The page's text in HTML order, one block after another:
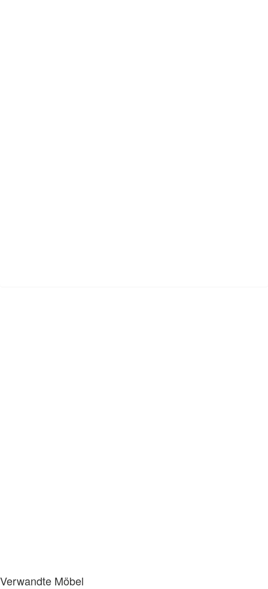
Verwandte Möbel